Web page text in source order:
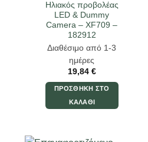
Ηλιακός προβολέας
LED & Dummy
Camera – XF709 –
182912
Διαθέσιμο από 1-3
ημέρες
19,84 €
ΠΡΟΣΘΉΚΗ ΣΤΟ
ΚΑΛΆΘΙ